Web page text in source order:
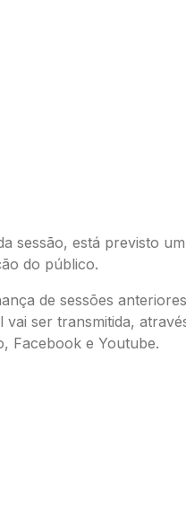
sessão, está previsto
do público.
de sessões
vai ser transmitida,
Facebook e Youtube.